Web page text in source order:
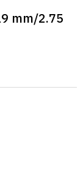
mm/2.75